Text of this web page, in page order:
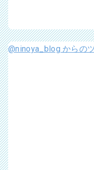
@ninoya_blog からの